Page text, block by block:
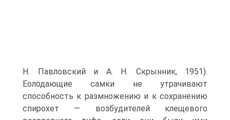
Н. Павловский и А. Н. Скрынник, 1951).
Еолодающие самки не утрачивают
способность к размножению и к сохранению
спирохет — возбудителей клещевого